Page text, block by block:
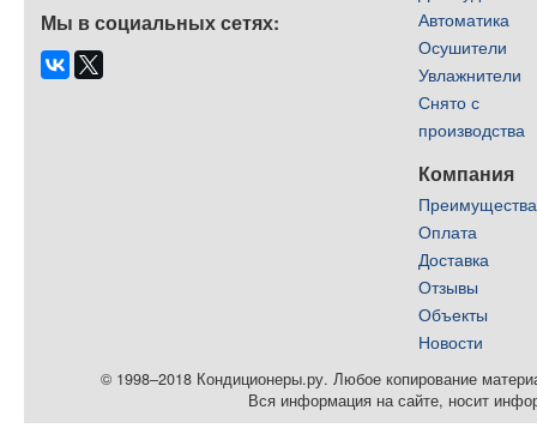
Мы в социальных сетях:
Автоматика
Осушители
Увлажнители
Снято с
производства
Компания
Преимущества
Оплата
Доставка
Отзывы
Объекты
Новости
© 1998–2018 Кондиционеры.ру. Любое копирование
Вся информация на сайте, носит